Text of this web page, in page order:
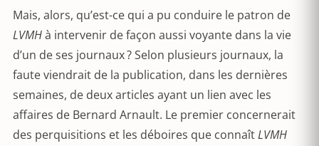
Mais, alors, qu’est-ce qui a pu conduire le patron de
LVMHà intervenir de façon aussi voyante dans la vie
d’un de ses journaux ? Selon plusieurs journaux, la
faute viendrait de la publication, dans les dernières
semaines, de deux articles ayant un lien avec les
affaires de Bernard Arnault. Le premier concernerait
des perquisitions et les déboires que connaîtLVMH